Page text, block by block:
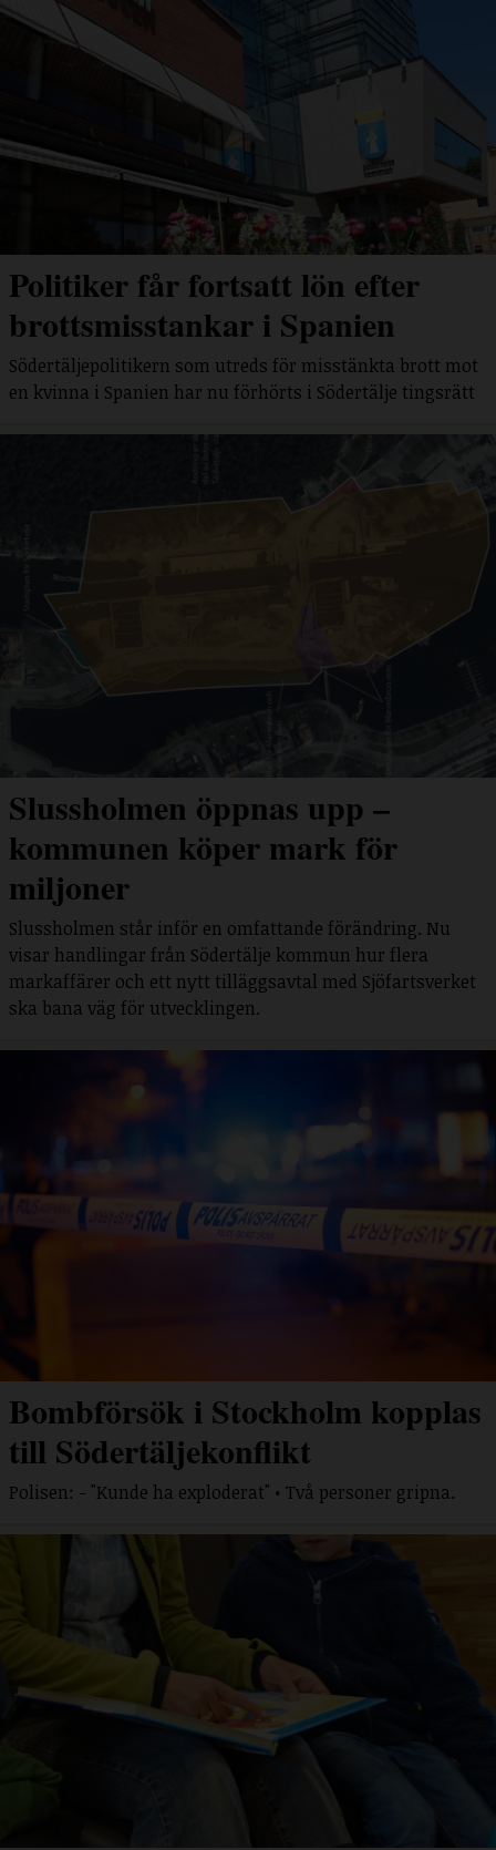
Politiker får fortsatt lön efter
brottsmisstankar i Spanien
Södertäljepolitikern som utreds för misstänkta brott mot
en kvinna i Spanien har nu förhörts i Södertälje tingsrätt
Slussholmen öppnas upp –
kommunen köper mark för
miljoner
Slussholmen står inför en omfattande förändring. Nu
visar handlingar från Södertälje kommun hur flera
markaffärer och ett nytt tilläggsavtal med Sjöfartsverket
ska bana väg för utvecklingen.
Bombförsök i Stockholm kopplas
till Södertäljekonflikt
Polisen: - "Kunde ha exploderat" • Två personer gripna.